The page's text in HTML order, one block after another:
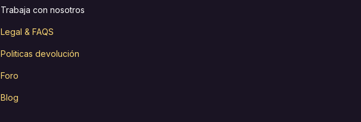
Trabaja con nosotros
Legal & FAQS
Politicas devolución
Foro
Blog